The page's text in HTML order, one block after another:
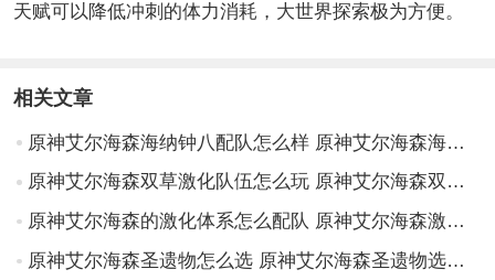
天赋可以降低冲刺的体力消耗，大世界探索极为方便。
相关文章
原神艾尔海森海纳钟八配队怎么样 原神艾尔海森海纳钟八配队解析
原神艾尔海森双草激化队伍怎么玩 原神艾尔海森双草激化队伍详解
原神艾尔海森的激化体系怎么配队 原神艾尔海森激化体系配队思路
原神艾尔海森圣遗物怎么选 原神艾尔海森圣遗物选择攻略